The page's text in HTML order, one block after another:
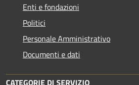
Enti e fondazioni
Politici
Personale Amministrativo
Documenti e dati
CATEGORIE DI SERVIZIO